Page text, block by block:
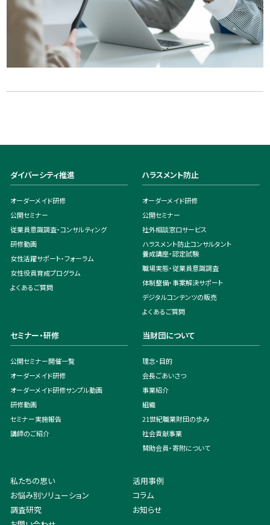
ダイバーシティ推進
オーダーメイド研修
公開セミナー
従業員意識調査・コンサルティング
研修動画
女性活躍サポート・フォーラム
女性役員育成プログラム
よくあるご質問
ハラスメント防止
オーダーメイド研修
公開セミナー
社外相談窓口サービス
ハラスメント防止コンサルタント
養成講座・認定試験
職場実態・従業員意識調査
体制整備・事案解決サポート
デジタルコンテンツの販売
よくあるご質問
セミナー・研修
公開セミナー開催一覧
オーダーメイド研修
オーダーメイド研修サンプル動画
研修動画
セミナー実施報告
講師のご紹介
当財団について
理念・目的
会長ごあいさつ
事業紹介
組織
21世紀職業財団の歩み
社会貢献事業
賛助会員・寄附について
私たちの思い
お悩み別ソリューション
調査研究
活用事例
コラム
お知らせ